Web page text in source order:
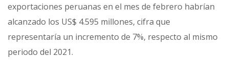
exportaciones peruanas en el mes de febrero habrían
alcanzado los US$ 4.595 millones, cifra que
representaría un incremento de 7%, respecto al mismo
periodo del 2021.